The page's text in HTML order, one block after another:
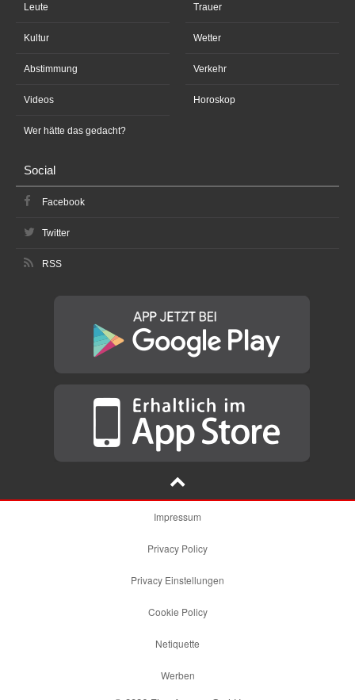
Leute
Kultur
Abstimmung
Videos
Wer hätte das gedacht?
Trauer
Wetter
Verkehr
Horoskop
Social
Facebook
Twitter
RSS
Impressum
Privacy Policy
Privacy Einstellungen
Cookie Policy
Netiquette
Werben